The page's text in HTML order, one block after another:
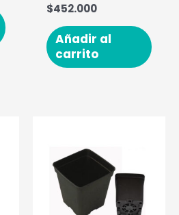
$452.000
Añadir al
carrito